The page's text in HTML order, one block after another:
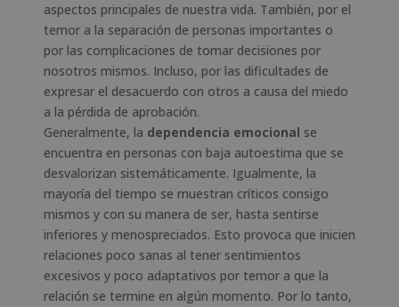
aspectos principales de nuestra vida. También, por el
temor a la separación de personas importantes o
por las complicaciones de tomar decisiones por
nosotros mismos. Incluso, por las dificultades de
expresar el desacuerdo con otros a causa del miedo
a la pérdida de aprobación.
Generalmente, la dependencia emocional se
encuentra en personas con baja autoestima que se
desvalorizan sistemáticamente. Igualmente, la
mayoría del tiempo se muestran críticos consigo
mismos y con su manera de ser, hasta sentirse
inferiores y menospreciados. Esto provoca que inicien
relaciones poco sanas al tener sentimientos
excesivos y poco adaptativos por temor a que la
relación se termine en algún momento. Por lo tanto,